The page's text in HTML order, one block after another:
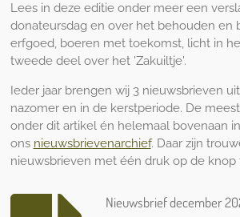
Lees in deze editie onder meer een
donateursdag en over het behouden en
erfgoed, boeren met toekomst, licht in
tweede deel over het 'Zakuiltje'.
Ieder jaar brengen wij 3 nieuwsbrieven
nazomer en in de kerstperiode. De
onder dit artikel én helemaal bovenaan in
ons nieuwsbrievenarchief. Daar zijn
nieuwsbrieven met één druk op de knop
Nieuwsbrief december